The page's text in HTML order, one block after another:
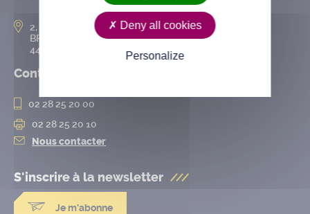
2, rue de l’Hôtel-de-Ville
BP 50167
44802 Saint-Herblain cedex
Contact
02 28 25 20 00
02 28 25 20 10
Nous contacter
S'inscrire à la newsletter
Je m'abonne
Deny all cookies
Personalize